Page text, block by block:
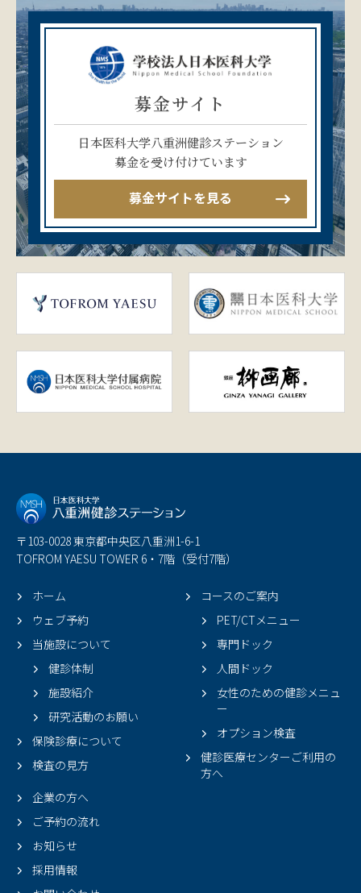
募金サイト
日本医科大学八重洲健診ステーション
募金を受け付けています
募金サイトを見る
〒103-0028 東京都中央区八重洲1-6-1
TOFROM YAESU TOWER 6・7階（受付7階）
ホーム
ウェブ予約
当施設について
健診体制
施設紹介
研究活動のお願い
保険診療について
検査の見方
コースのご案内
PET/CTメニュー
専門ドック
人間ドック
女性のための健診メニュ
ー
オプション検査
健診医療センターご利用の
方へ
企業の方へ
ご予約の流れ
お知らせ
採用情報